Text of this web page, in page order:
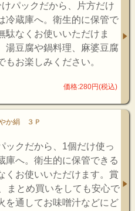
パックだから、片方だけ
冷蔵庫へ。衛生的に保管で
駄なくお使いいただけま
湯豆腐や鍋料理、麻婆豆腐
お楽しみください。
価格:280円(税込)
か絹 ３Ｐ
ックだから、1個だけ使っ
庫へ。衛生的に保管できる
くお使いいただけます。賞
まとめ買いをしても安心で
を通してお味噌汁などにど